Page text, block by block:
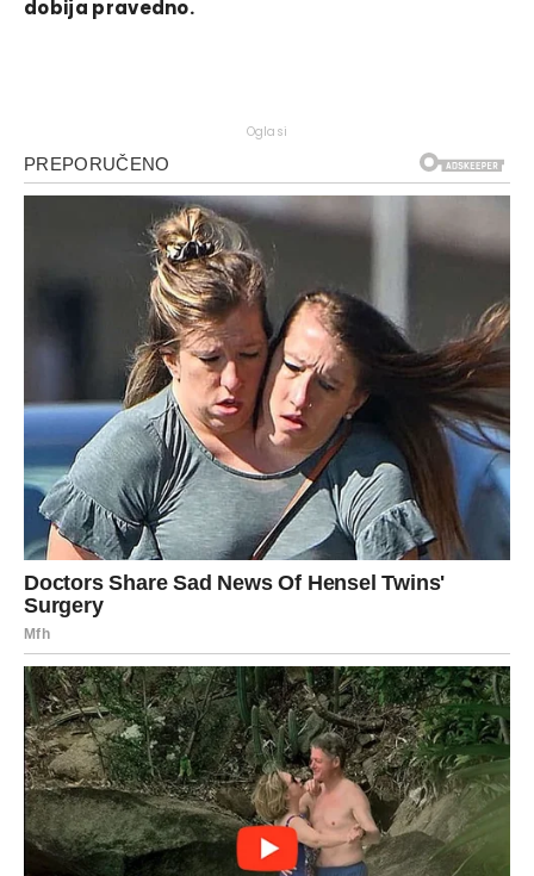
dobija pravedno.
Oglasi